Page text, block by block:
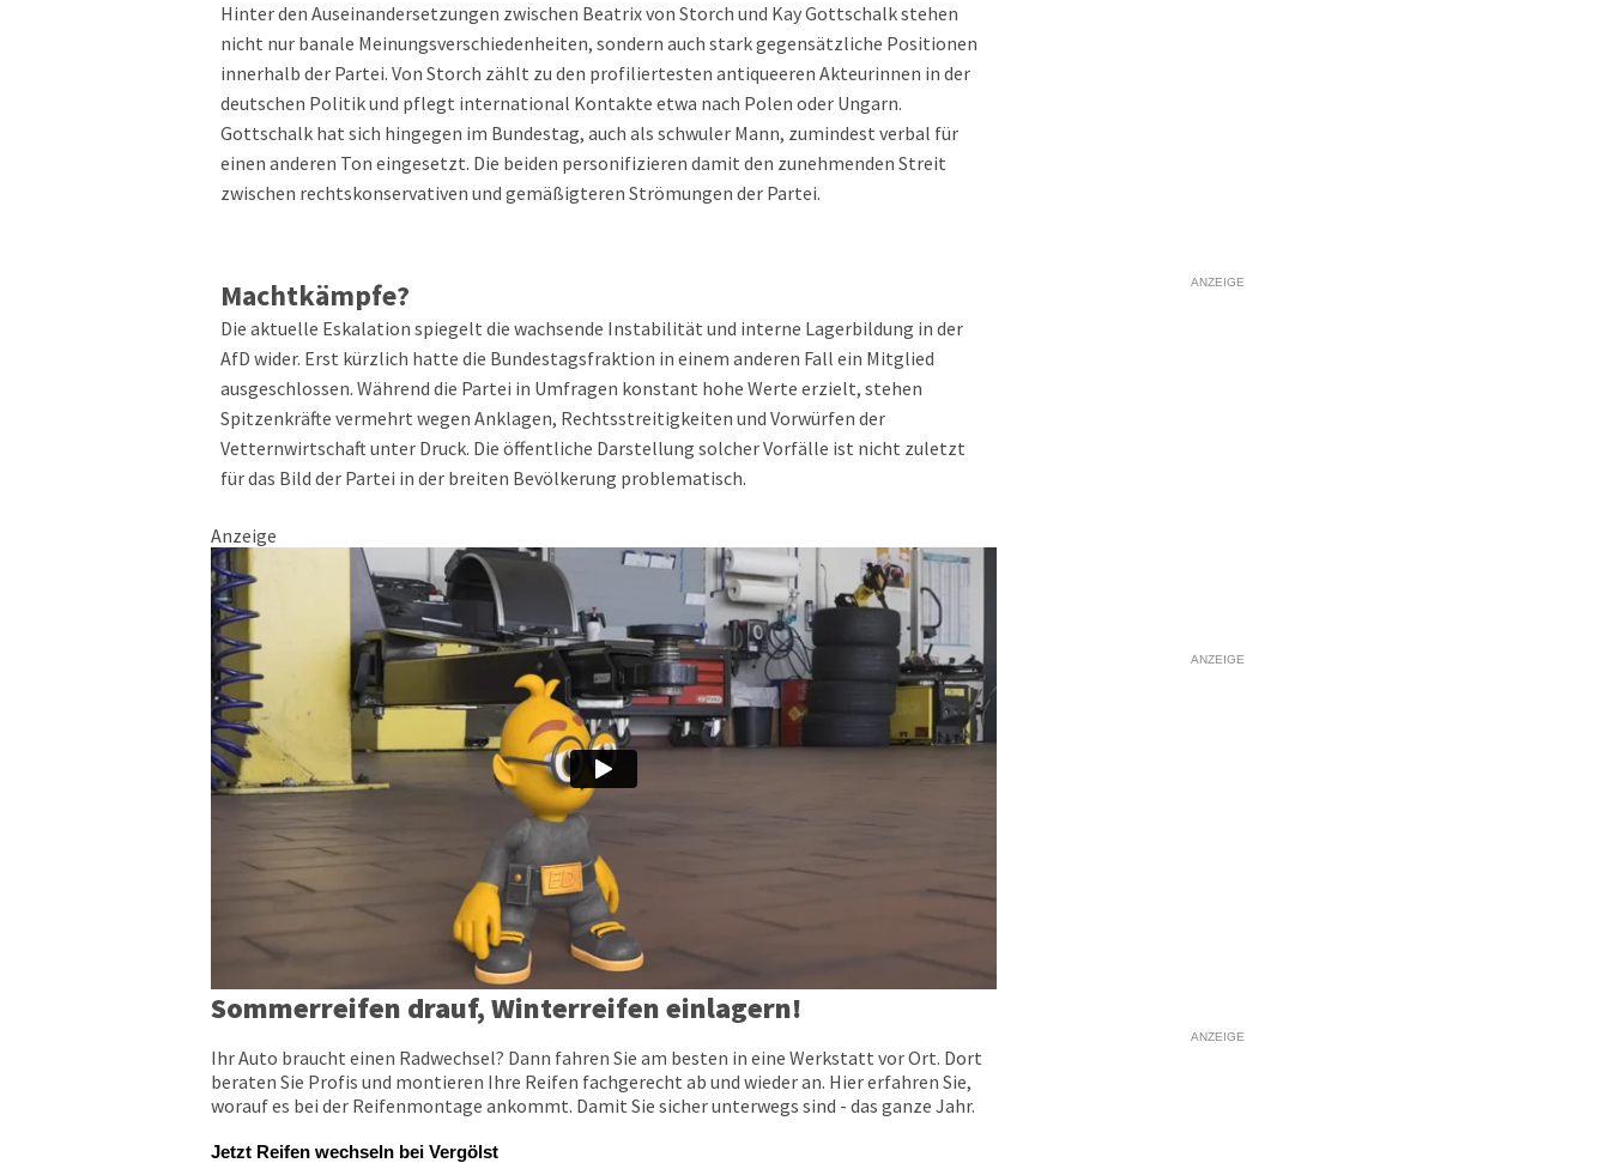
Hinter den Auseinandersetzungen zwischen Beatrix von Storch und Kay Gottschalk stehen
nicht nur banale Meinungsverschiedenheiten, sondern auch stark gegensätzliche Positionen
innerhalb der Partei. Von Storch zählt zu den profiliertesten antiqueeren Akteurinnen in der
deutschen Politik und pflegt international Kontakte etwa nach Polen oder Ungarn.
Gottschalk hat sich hingegen im Bundestag, auch als schwuler Mann, zumindest verbal für
einen anderen Ton eingesetzt. Die beiden personifizieren damit den zunehmenden Streit
zwischen rechtskonservativen und gemäßigteren Strömungen der Partei.
Machtkämpfe?
Die aktuelle Eskalation spiegelt die wachsende Instabilität und interne Lagerbildung in der
AfD wider. Erst kürzlich hatte die Bundestagsfraktion in einem anderen Fall ein Mitglied
ausgeschlossen. Während die Partei in Umfragen konstant hohe Werte erzielt, stehen
Spitzenkräfte vermehrt wegen Anklagen, Rechtsstreitigkeiten und Vorwürfen der
Vetternwirtschaft unter Druck. Die öffentliche Darstellung solcher Vorfälle ist nicht zuletzt
für das Bild der Partei in der breiten Bevölkerung problematisch.
Anzeige
Sommerreifen drauf, Winterreifen einlagern!
Ihr Auto braucht einen Radwechsel? Dann fahren Sie am besten in eine Werkstatt vor Ort. Dort
beraten Sie Profis und montieren Ihre Reifen fachgerecht ab und wieder an. Hier erfahren Sie,
worauf es bei der Reifenmontage ankommt. Damit Sie sicher unterwegs sind - das ganze Jahr.
Jetzt Reifen wechseln bei Vergölst
ANZEIGE
ANZEIGE
ANZEIGE